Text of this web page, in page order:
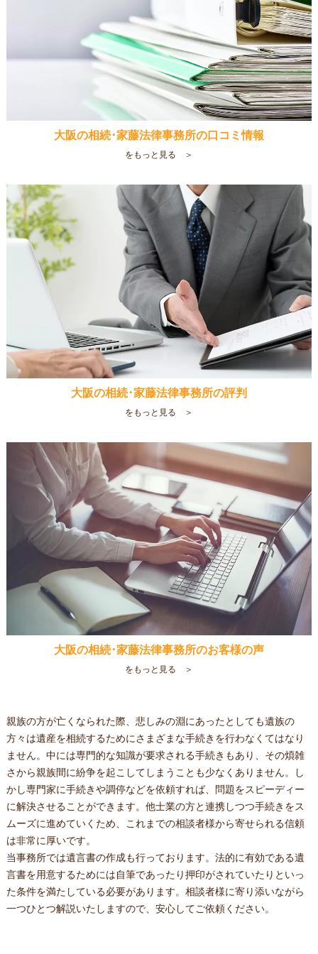
大阪の相続･家藤法律事務所の口コミ情報
をもっと見る ＞
大阪の相続･家藤法律事務所の評判
をもっと見る ＞
大阪の相続･家藤法律事務所のお客様の声
をもっと見る ＞
親族の方が亡くなられた際、悲しみの淵にあったとしても遺族の
方々は遺産を相続するためにさまざまな手続きを行わなくてはなり
ません。中には専門的な知識が要求される手続きもあり、その煩雑
さから親族間に紛争を起こしてしまうことも少なくありません。し
かし専門家に手続きや調停などを依頼すれば、問題をスピーディー
に解決させることができます。他士業の方と連携しつつ手続きをス
ムーズに進めていくため、これまでの相談者様から寄せられる信頼
は非常に厚いです。
当事務所では遺言書の作成も行っております。法的に有効である遺
言書を用意するためには自筆であったり押印がされていたりといっ
た条件を満たしている必要があります。相談者様に寄り添いながら
一つひとつ解説いたしますので、安心してご依頼ください。